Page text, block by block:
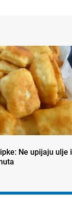
Ne upijaju ulje i